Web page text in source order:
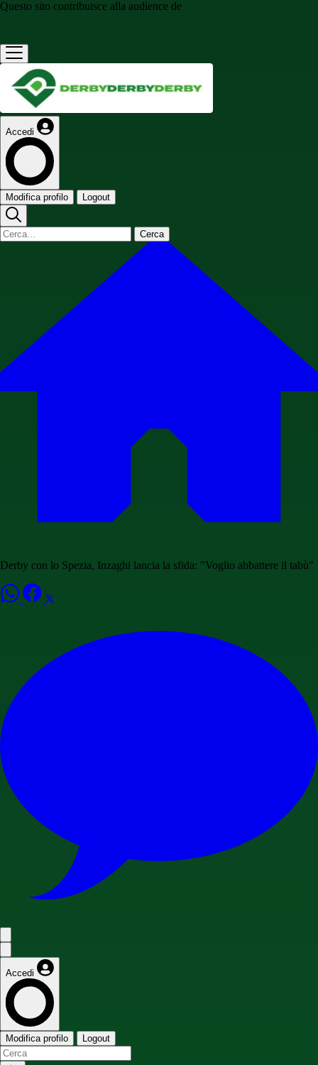
Questo sito contribuisce alla audience de
Accedi
Modifica profilo Logout
Cerca
Derby con lo Spezia, Inzaghi lancia la sfida: "Voglio abbattere il tabù"
Accedi
Modifica profilo Logout